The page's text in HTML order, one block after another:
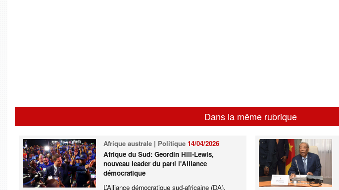
Dans la même rubrique
Afrique australe | Politique14/04/2026
Afrique du Sud: Geordin Hill-Lewis,
nouveau leader du parti l'Alliance
démocratique
L’Alliance démocratique sud-africaine (DA),